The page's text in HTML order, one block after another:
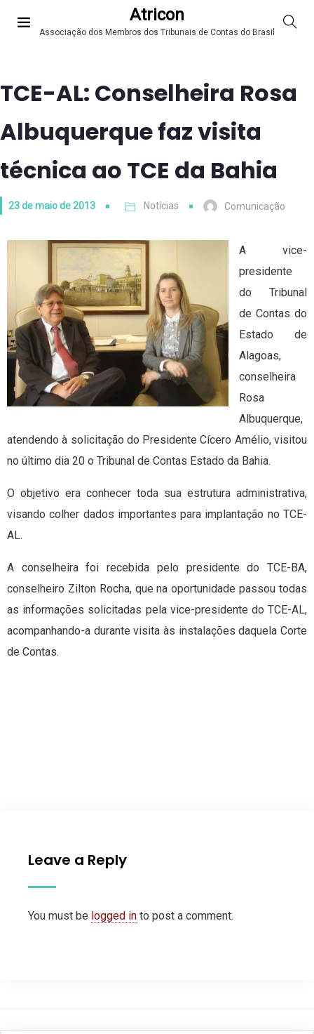
Atricon
Associação dos Membros dos Tribunais de Contas do Brasil
TCE-AL: Conselheira Rosa
Albuquerque faz visita
técnica ao TCE da Bahia
23 de maio de 2013 Notícias Comunicação
A vice-
presidente
do Tribunal
de Contas do
Estado de
Alagoas,
conselheira
Rosa
Albuquerque,
atendendo à solicitação do Presidente Cícero Amélio, visitou
no último dia 20 o Tribunal de Contas Estado da Bahia.
O objetivo era conhecer toda sua estrutura administrativa,
visando colher dados importantes para implantação no TCE-
AL.
A conselheira foi recebida pelo presidente do TCE-BA,
conselheiro Zilton Rocha, que na oportunidade passou todas
as informações solicitadas pela vice-presidente do TCE-AL,
acompanhando-a durante visita às instalações daquela Corte
de Contas.
Leave a Reply
You must be logged in to post a comment.